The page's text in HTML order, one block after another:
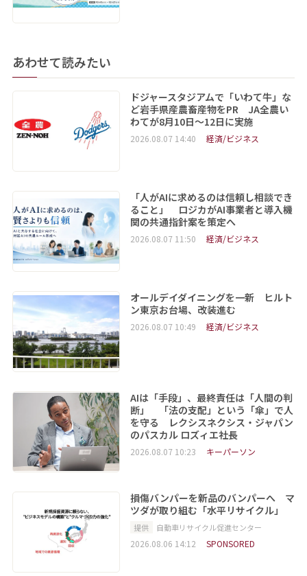
あわせて読みたい
ドジャースタジアムで「いわて牛」な
ど岩手県産農畜産物をPR JA全農い
わてが8月10日～12日に実施
2026.08.07 14:40 経済/ビジネス
「人がAIに求めるのは信頼し相談でき
ること」 ロジカがAI事業者と導入機
関の共通指針案を策定へ
2026.08.07 11:50 経済/ビジネス
オールデイダイニングを一新 ヒルト
ン東京お台場、改装進む
2026.08.07 10:49 経済/ビジネス
AIは「手段」、最終責任は「人間の判
断」 「法の支配」という「傘」で人
を守る レクシスネクシス・ジャパン
のパスカル ロズィエ社長
2026.08.07 10:23 キーパーソン
損傷バンパーを新品のバンパーへ マ
ツダが取り組む「水平リサイクル」
提供 自動車リサイクル促進センター
2026.08.06 14:12 SPONSORED